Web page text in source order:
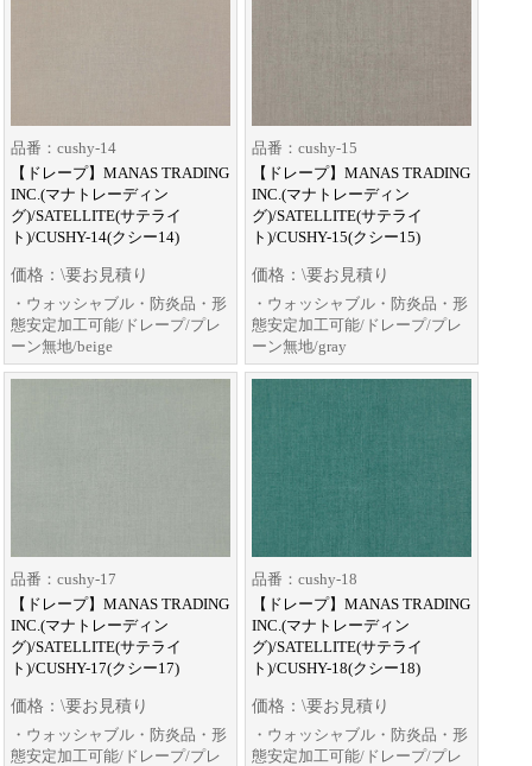
品番：cushy-14
【ドレープ】MANAS TRADING
INC.(マナトレーディン
グ)/SATELLITE(サテライ
ト)/CUSHY-14(クシー14)
価格：\要お見積り
・ウォッシャブル・防炎品・形
態安定加工可能/ドレープ/プレ
ーン無地/beige
品番：cushy-15
【ドレープ】MANAS TRADING
INC.(マナトレーディン
グ)/SATELLITE(サテライ
ト)/CUSHY-15(クシー15)
価格：\要お見積り
・ウォッシャブル・防炎品・形
態安定加工可能/ドレープ/プレ
ーン無地/gray
品番：cushy-17
【ドレープ】MANAS TRADING
INC.(マナトレーディン
グ)/SATELLITE(サテライ
ト)/CUSHY-17(クシー17)
価格：\要お見積り
・ウォッシャブル・防炎品・形
態安定加工可能/ドレープ/プレ
品番：cushy-18
【ドレープ】MANAS TRADING
INC.(マナトレーディン
グ)/SATELLITE(サテライ
ト)/CUSHY-18(クシー18)
価格：\要お見積り
・ウォッシャブル・防炎品・形
態安定加工可能/ドレープ/プレ